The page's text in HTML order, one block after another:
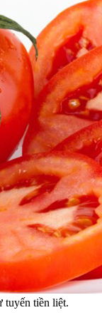
tuyến tiền liệt.